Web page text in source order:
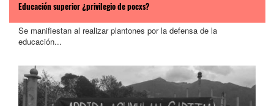
Educación superior ¿privilegio de pocxs?
Se manifiestan al realizar plantones por la defensa de la
educación...